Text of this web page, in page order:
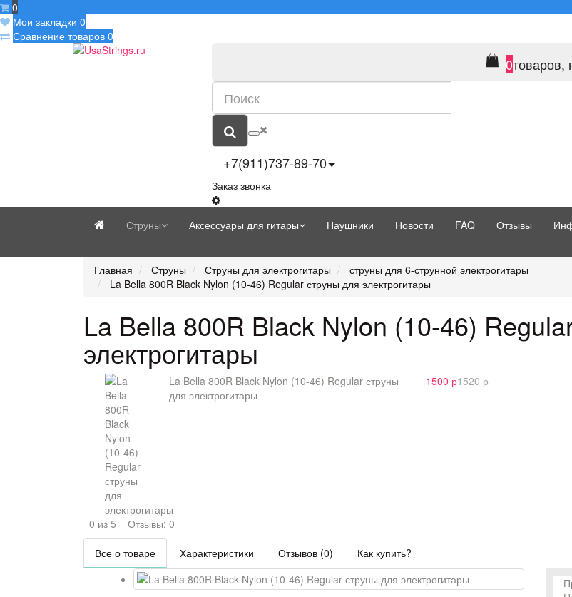
0
Мои закладки 0
Сравнение товаров 0
0товаров,
+7(911)737-89-70
Заказ звонка
Струны Аксессуары для гитары Наушники Новости FAQ Отзывы
Главная Струны Струны для электрогитары
струны для 6-струнной электрогитары
La Bella 800R Black Nylon (10-46) Regular струны для электрогитары
La Bella 800R Black Nylon (10-46)
электрогитары
La Bella 800R Black Nylon (10-46) Regular струны
для электрогитары
1500 р1520 р
0 из 5 Отзывы: 0
Все о товаре Характеристики Отзывов (0) Как купить?